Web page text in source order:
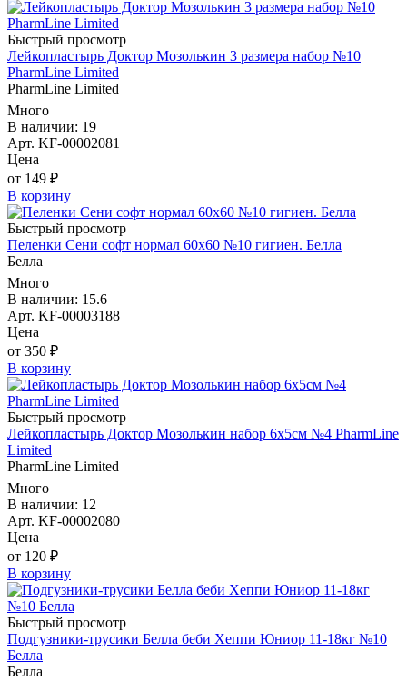
Быстрый просмотр
Лейкопластырь Доктор Мозолькин 3 размера набор №10
PharmLine Limited
PharmLine Limited
Много
В наличии: 19
Арт. KF-00002081
Цена
от 149 ₽
В корзину
Быстрый просмотр
Пеленки Сени софт нормал 60х60 №10 гигиен. Белла
Белла
Много
В наличии: 15.6
Арт. KF-00003188
Цена
от 350 ₽
В корзину
Быстрый просмотр
Лейкопластырь Доктор Мозолькин набор 6х5см №4 PharmLine
Limited
PharmLine Limited
Много
В наличии: 12
Арт. KF-00002080
Цена
от 120 ₽
В корзину
Быстрый просмотр
Подгузники-трусики Белла беби Хеппи Юниор 11-18кг №10
Белла
Белла